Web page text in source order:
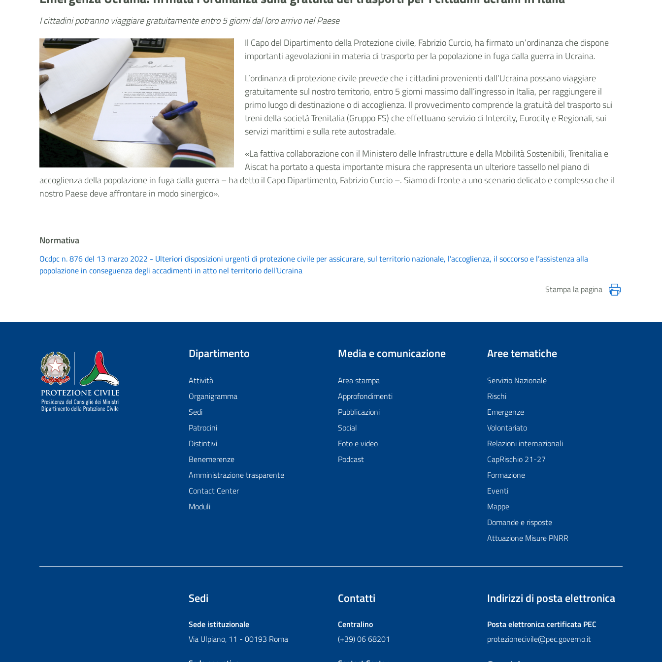
I cittadini potranno viaggiare gratuitamente entro 5 giorni dal loro arrivo nel Paese
Il Capo del Dipartimento della Protezione civile, Fabrizio Curcio, ha firmato un’ordinanza che dispone
importanti agevolazioni in materia di trasporto per la popolazione in fuga dalla guerra in Ucraina.
L’ordinanza di protezione civile prevede che i cittadini provenienti dall’Ucraina possano viaggiare
gratuitamente sul nostro territorio, entro 5 giorni massimo dall’ingresso in Italia, per raggiungere il
primo luogo di destinazione o di accoglienza. Il provvedimento comprende la gratuità del trasporto sui
treni della società Trenitalia (Gruppo FS) che effettuano servizio di Intercity, Eurocity e Regionali, sui
servizi marittimi e sulla rete autostradale.
«La fattiva collaborazione con il Ministero delle Infrastrutture e della Mobilità Sostenibili, Trenitalia e
Aiscat ha portato a questa importante misura che rappresenta un ulteriore tassello nel piano di
accoglienza della popolazione in fuga dalla guerra – ha detto il Capo Dipartimento, Fabrizio Curcio –. Siamo di fronte a uno scenario delicato e complesso che il
nostro Paese deve affrontare in modo sinergico».
Normativa
Ocdpc n. 876 del 13 marzo 2022 - Ulteriori disposizioni urgenti di protezione civile per assicurare, sul territorio nazionale, l’accoglienza, il soccorso e l’assistenza alla
popolazione in conseguenza degli accadimenti in atto nel territorio dell’Ucraina
Stampa la pagina
Dipartimento della Protezione Civile
Dipartimento
Attività
Organigramma
Sedi
Patrocini
Distintivi
Benemerenze
Amministrazione trasparente
Contact Center
Moduli
Media e comunicazione
Area stampa
Approfondimenti
Pubblicazioni
Social
Foto e video
Podcast
Aree tematiche
Servizio Nazionale
Rischi
Emergenze
Volontariato
Relazioni internazionali
CapRischio 21-27
Formazione
Eventi
Mappe
Domande e risposte
Attuazione Misure PNRR
Sedi
Sede istituzionale
Via Ulpiano, 11 - 00193 Roma
Contatti
Centralino
(+39) 06 68201
Indirizzi di posta elettronica
Posta elettronica certificataPEC
protezionecivile@pec.governo.it